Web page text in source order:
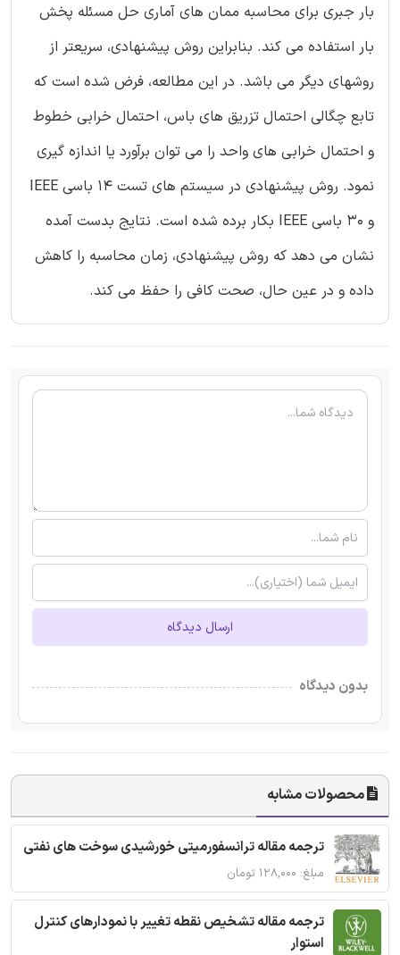
بار جبری برای محاسبه ممان های آماری حل مسئله پخش
بار استفاده می کند. بنابراین روش پیشنهادی، سریعتر از
روشهای دیگر می باشد. در این مطالعه، فرض شده است که
تابع چگالی احتمال تزریق های باس، احتمال خرابی خطوط
و احتمال خرابی های واحد را می توان برآورد یا اندازه گیری
نمود. روش پیشنهادی در سیستم های تست 14 باسی IEEE
و 30 باسی IEEE بکار برده شده است. نتایج بدست آمده
نشان می دهد که روش پیشنهادی، زمان محاسبه را کاهش
داده و در عین حال، صحت کافی را حفظ می کند.
ارسال دیدگاه
بدون دیدگاه
محصولات مشابه
ترجمه مقاله ترانسفورمیتی خورشیدی سوخت های نفتی
مبلغ: ۱۲۸,۰۰۰ تومان
ترجمه مقاله تشخیص نقطه تغییر با نمودارهای کنترل
استوار